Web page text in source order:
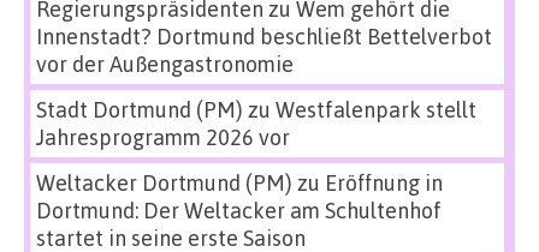
Regierungspräsidenten zu Wem gehört die
Innenstadt? Dortmund beschließt Bettelverbot
vor der Außengastronomie
Stadt Dortmund (PM) zu Westfalenpark stellt
Jahresprogramm 2026 vor
Weltacker Dortmund (PM) zu Eröffnung in
Dortmund: Der Weltacker am Schultenhof
startet in seine erste Saison